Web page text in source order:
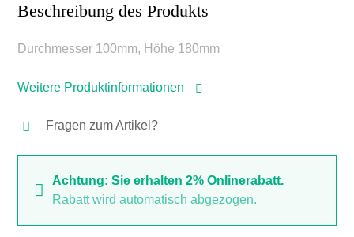
Beschreibung des Produkts
Durchmesser 100mm, Höhe 180mm
Weitere Produktinformationen
Fragen zum Artikel?
Achtung: Sie erhalten 2% Onlinerabatt.
Rabatt wird automatisch abgezogen.